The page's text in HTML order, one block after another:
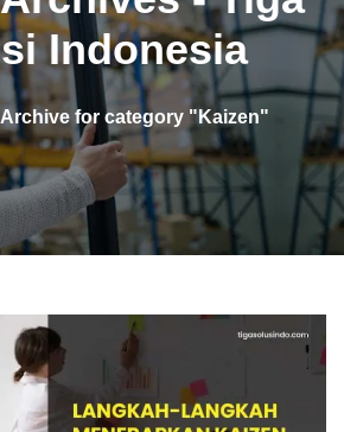
Indonesia
Archive for category "Kaizen"